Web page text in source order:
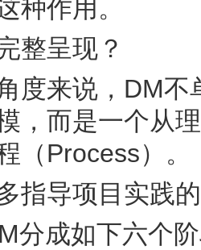
种作用。
呈现？
来说，DM不
，而是一个从
（Process）。
导项目实践的
成如下六个阶